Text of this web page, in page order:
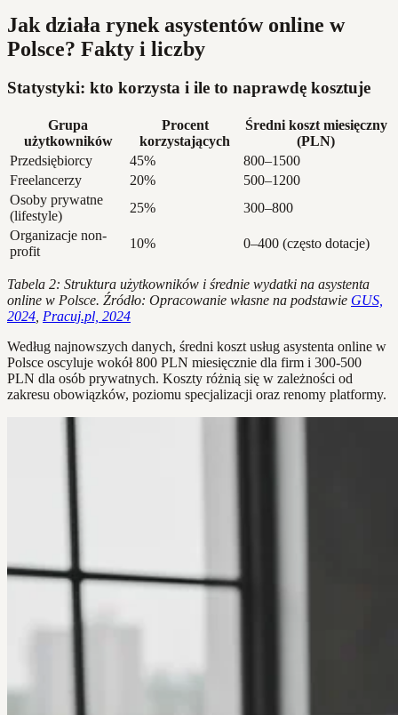
Jak działa rynek asystentów online w
Polsce? Fakty i liczby
Statystyki: kto korzysta i ile to naprawdę kosztuje
Grupa
użytkowników
Procent
korzystających
Średni koszt miesięczny
(PLN)
Przedsiębiorcy
45%
800–1500
Freelancerzy
20%
500–1200
Osoby prywatne
(lifestyle)
25%
300–800
Organizacje non-
profit
10% 0–400 (często dotacje)
Tabela 2: Struktura użytkowników i średnie wydatki na asystenta
online w Polsce. Źródło: Opracowanie własne na podstawie GUS,
2024 Pracuj.pl, 2024
Według najnowszych danych, średni koszt usług asystenta online w
Polsce oscyluje wokół 800 PLN miesięcznie dla firm i 300-500
PLN dla osób prywatnych. Koszty różnią się w zależności od
zakresu obowiązków, poziomu specjalizacji oraz renomy platformy.